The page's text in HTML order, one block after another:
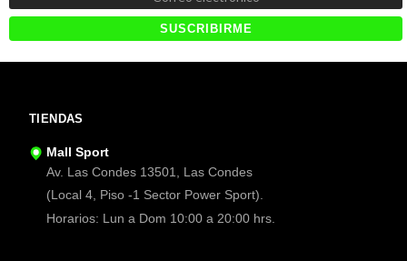
TIENDAS
Mall Sport
Av. Las Condes 13501, Las Condes
(Local 4, Piso -1 Sector Power Sport).
Horarios: Lun a Dom 10:00 a 20:00 hrs.